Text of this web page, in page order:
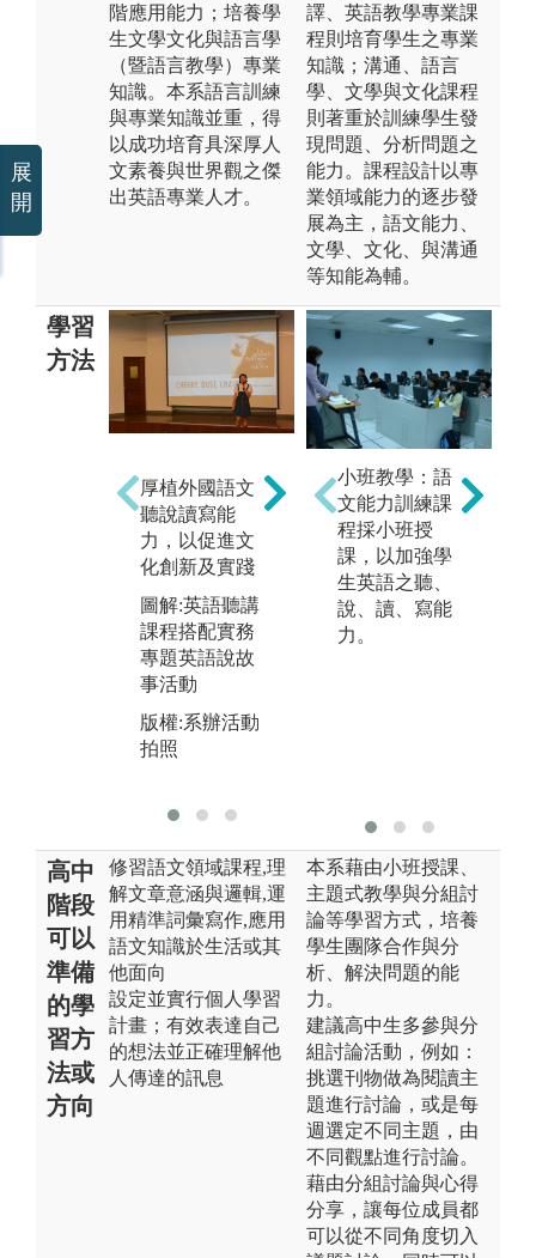
階應用能力；培養學
生文學文化與語言學
（暨語言教學）專業
知識。本系語言訓練
與專業知識並重，得
以成功培育具深厚人
文素養與世界觀之傑
出英語專業人才。
譯、英語教學專業課
程則培育學生之專業
知識；溝通、語言
學、文學與文化課程
則著重於訓練學生發
現問題、分析問題之
能力。課程設計以專
業領域能力的逐步發
展為主，語文能力、
文學、文化、與溝通
等知能為輔。
學習
方法
厚植外國語文
聽說讀寫能
力，以促進文
化創新及實踐
圖解:英語聽講
課程搭配實務
專題英語說故
事活動
版權:系辦活動
拍照
培養分析思辨
能力，有效整
合知識，以拓
展跨領域學習
及研究
圖解:學術寫作
入門課程配合
小班教學：語
文能力訓練課
程採小班授
課，以加強學
生英語之聽、
說、讀、寫能
力。
高中
階段
可以
準備
的學
習方
法或
方向
修習語文領域課程,理
解文章意涵與邏輯,運
用精準詞彙寫作,應用
語文知識於生活或其
他面向
設定並實行個人學習
計畫；有效表達自己
的想法並正確理解他
人傳達的訊息
本系藉由小班授課、
主題式教學與分組討
論等學習方式，培養
學生團隊合作與分
析、解決問題的能
力。
建議高中生多參與分
組討論活動，例如：
挑選刊物做為閱讀主
題進行討論，或是每
週選定不同主題，由
不同觀點進行討論。
藉由分組討論與心得
分享，讓每位成員都
可以從不同角度切入
展
開